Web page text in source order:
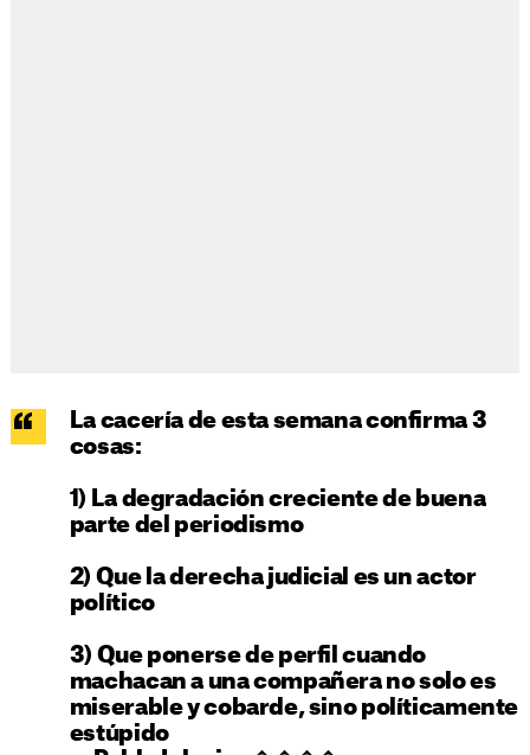
La cacería de esta semana confirma 3
cosas:
1) La degradación creciente de buena
parte del periodismo
2) Que la derecha judicial es un actor
político
3) Que ponerse de perfil cuando
machacan a una compañera no solo es
miserable y cobarde, sino políticamente
estúpido